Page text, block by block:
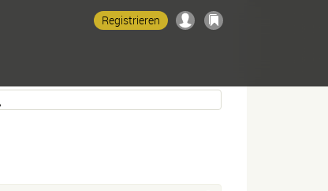
Registrieren